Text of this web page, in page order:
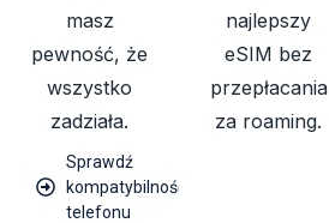
masz
pewność, że
wszystko
zadziała.
Sprawdź
kompatybilność
telefonu
najlepszy
eSIM bez
przepłacania
za roaming.